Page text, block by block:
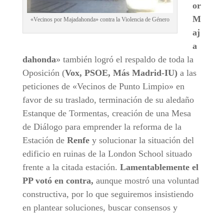
«Vecinos por Majadahonda» contra la Violencia de Género
or
M
aj
a
dahonda» también logró el respaldo de toda la
Oposición (Vox, PSOE, Más Madrid-IU)a las
peticiones de «Vecinos de Punto Limpio» en
favor de su traslado, terminación de su aledaño
Estanque de Tormentas, creación de una Mesa
de Diálogo para emprender la reforma de la
Estación de Renfey solucionar la situación del
edificio en ruinas de la London School situado
frente a la citada estación. Lamentablemente el
PP votó en contra, aunque mostró una voluntad
constructiva, por lo que seguiremos insistiendo
en plantear soluciones, buscar consensos y